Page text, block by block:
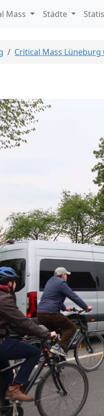
Mass Städte
Critical Mass Lüneburg